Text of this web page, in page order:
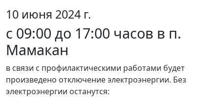
10 июня 2024 г.
с 09:00 до 17:00 часов в п.
Мамакан
в связи с профилактическими работами будет
произведено отключение электроэнергии. Без
электроэнергии останутся: